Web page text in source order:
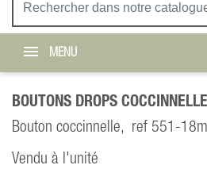
MENU
BOUTONS DROPS
Bouton coccinnelle, ref 551-
Vendu à l'unité